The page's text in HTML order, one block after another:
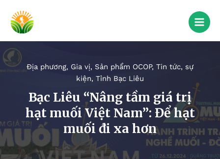
Địa phương, Gia vị, Sản phẩm OCOP, Tin tức, sự
kiện, Tỉnh Bạc Liêu
Bạc Liêu “Nâng tầm giá trị
hạt muối Việt Nam”: Để hạt
muối đi xa hơn